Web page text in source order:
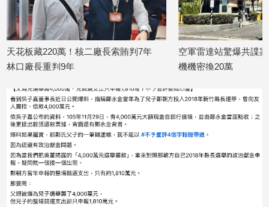
灣
觀
點
樂
娛
樂
星
聞
流
行/
時
天花板藏220萬！核二廠長索賄判7年
林口廠長重判9年
空軍雷達站驚爆共諜
機機密換20萬